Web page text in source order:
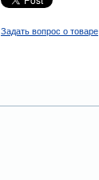
Задать вопрос о товаре